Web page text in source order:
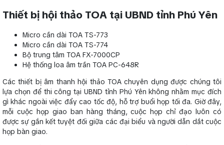
Thiết bị hội thảo TOA tại UBND tỉnh Phú Yên
Micro cần dài TOA TS-773
Micro cần dài TOA TS-774
Bộ trung tâm TOA FX-7000CP
Hệ thống loa âm trần TOA PC-648R
Các thiết bị âm thanh hội thảo TOA chuyên dụng được chúng tôi
lựa chọn để thi công tại UBND tỉnh Phú Yên không nhằm mục đích
gì khác ngoài việc đẩy cao tốc độ, hỗ trợ buổi họp tối đa. Giờ đây,
mỗi cuộc họp giao ban hàng tháng, cuộc họp chỉ đạo luôn có
được sự gắn kết tuyệt đối giữa các đại biểu và người dẫn dắt cuộc
họp bàn giao.